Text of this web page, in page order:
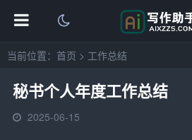
当前位置： 首页 > 工作总结
秘书个人年度工作总结
2025-06-15